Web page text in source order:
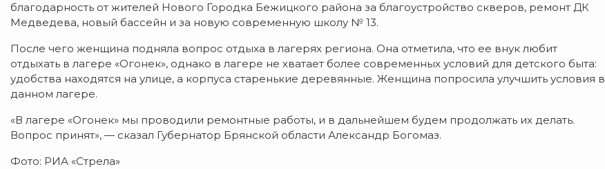
благодарность от жителей Нового Городка Бежицкого района за благоустройство скверов, ремонт ДК
Медведева, новый бассейн и за новую современную школу № 13.
После чего женщина подняла вопрос отдыха в лагерях региона. Она отметила, что ее внук любит
отдыхать в лагере «Огонек», однако в лагере не хватает более современных условий для детского быта:
удобства находятся на улице, а корпуса старенькие деревянные. Женщина попросила улучшить условия в
данном лагере.
«В лагере «Огонек» мы проводили ремонтные работы, и в дальнейшем будем продолжать их делать.
Вопрос принят», — сказал Губернатор Брянской области Александр Богомаз.
Фото: РИА «Стрела»